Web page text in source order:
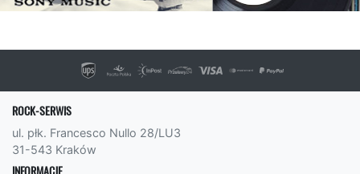
ROCK-SERWIS
ul. płk. Francesco Nullo 28/LU3
31-543 Kraków
INFORMACJE